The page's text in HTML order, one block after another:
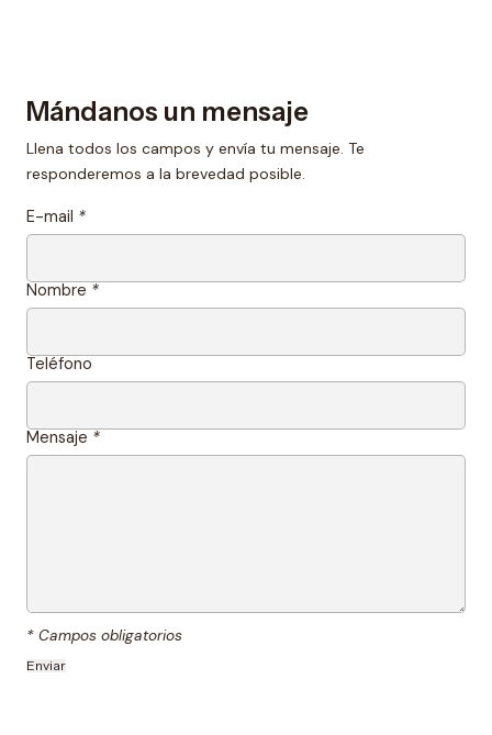
Mándanos un mensaje
Llena todos los campos y envía tu mensaje. Te
responderemos a la brevedad posible.
E-mail *
Nombre *
Teléfono
Mensaje *
* Campos obligatorios